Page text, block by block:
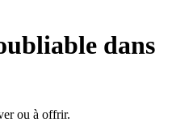
dans
ou à offrir.